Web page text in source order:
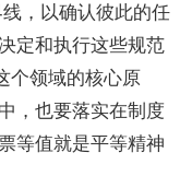
，以确认彼此的任
定和执行这些规范
个领域的核心原
，也要落实在制度
等值就是平等精神